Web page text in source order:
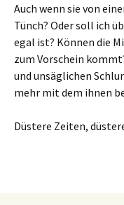
Auch wenn sie von
Tünch? Oder soll ich
egal ist? Können die
zum Vorschein
und unsäglichen
mehr mit dem ihnen
Düstere Zeiten,